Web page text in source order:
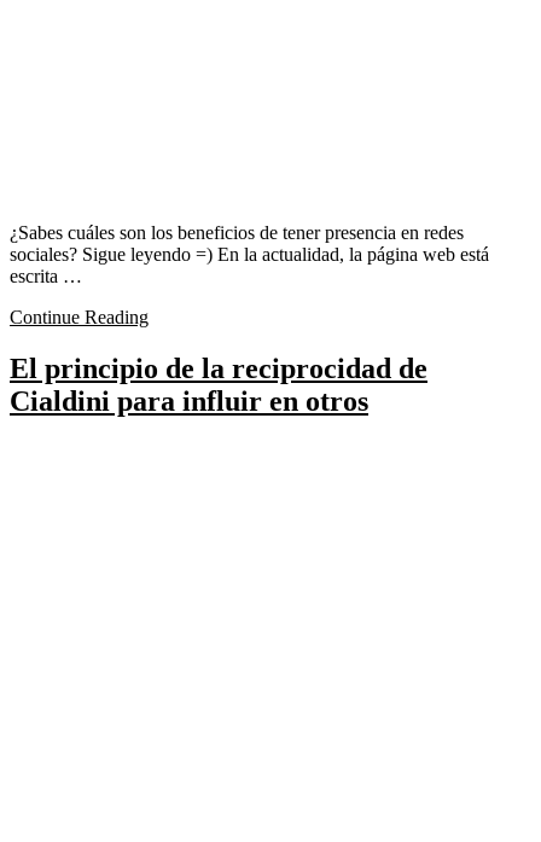
¿Sabes cuáles son los beneficios de tener presencia en redes
sociales? Sigue leyendo =) En la actualidad, la página web está
escrita …
Continue Reading
El principio de la reciprocidad de
Cialdini para influir en otros